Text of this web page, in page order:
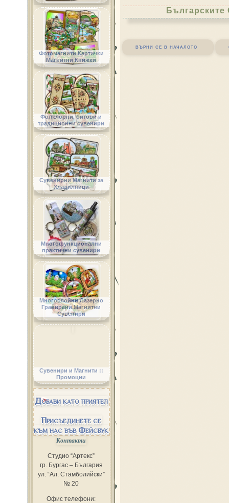
върни се в началото
Фотомагнити Картички
Магнитни Книжки
Фолклорни, битови и
традиционни сувенири
Сувенирни Магнити за
Хладилници
Многофункционални
практични сувенири
Многослойни Лазерно
Гравирани Магнитни
Сувенири
Сувенири и Магнити ::
Промоции
Добави като приятел
Присъединете се
към нас във Фейсбук
Контакти
Студио “Артекс”
гр. Бургас – България
ул. “Ал. Стамболийски”
№ 20
Офис телефони: